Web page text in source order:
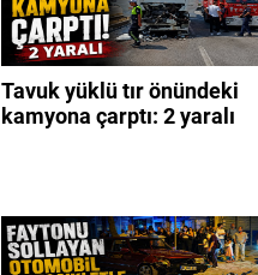
Tavuk yüklü tır önündeki
kamyona çarptı: 2 yaralı